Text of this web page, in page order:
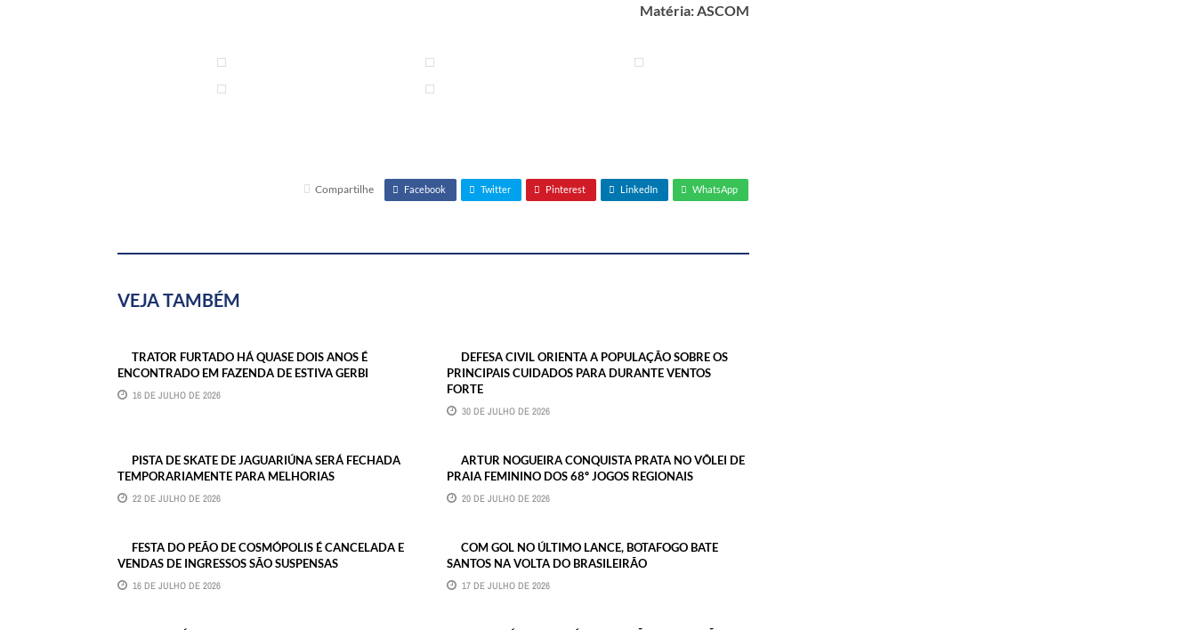
Matéria: ASCOM
Compartilhe Facebook Twitter Pinterest LinkedIn WhatsApp
VEJA TAMBÉM
TRATOR FURTADO HÁ QUASE DOIS ANOS É
ENCONTRADO EM FAZENDA DE ESTIVA GERBI
16 DE JULHO DE 2026
DEFESA CIVIL ORIENTA A POPULAÇÃO SOBRE OS
PRINCIPAIS CUIDADOS PARA DURANTE VENTOS
FORTE
30 DE JULHO DE 2026
PISTA DE SKATE DE JAGUARIÚNA SERÁ FECHADA
TEMPORARIAMENTE PARA MELHORIAS
22 DE JULHO DE 2026
ARTUR NOGUEIRA CONQUISTA PRATA NO VÔLEI DE
PRAIA FEMININO DOS 68º JOGOS REGIONAIS
20 DE JULHO DE 2026
FESTA DO PEÃO DE COSMÓPOLIS É CANCELADA E
VENDAS DE INGRESSOS SÃO SUSPENSAS
16 DE JULHO DE 2026
COM GOL NO ÚLTIMO LANCE, BOTAFOGO BATE
SANTOS NA VOLTA DO BRASILEIRÃO
17 DE JULHO DE 2026